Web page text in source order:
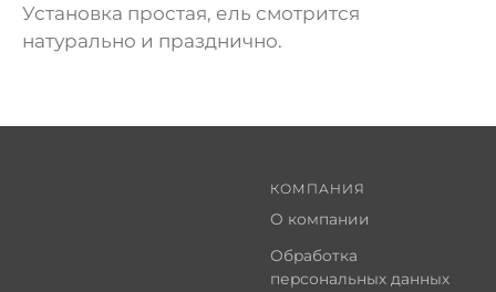
Установка простая, ель смотрится
натурально и празднично.
КОМПАНИЯ
О компании
Обработка
персональных данных